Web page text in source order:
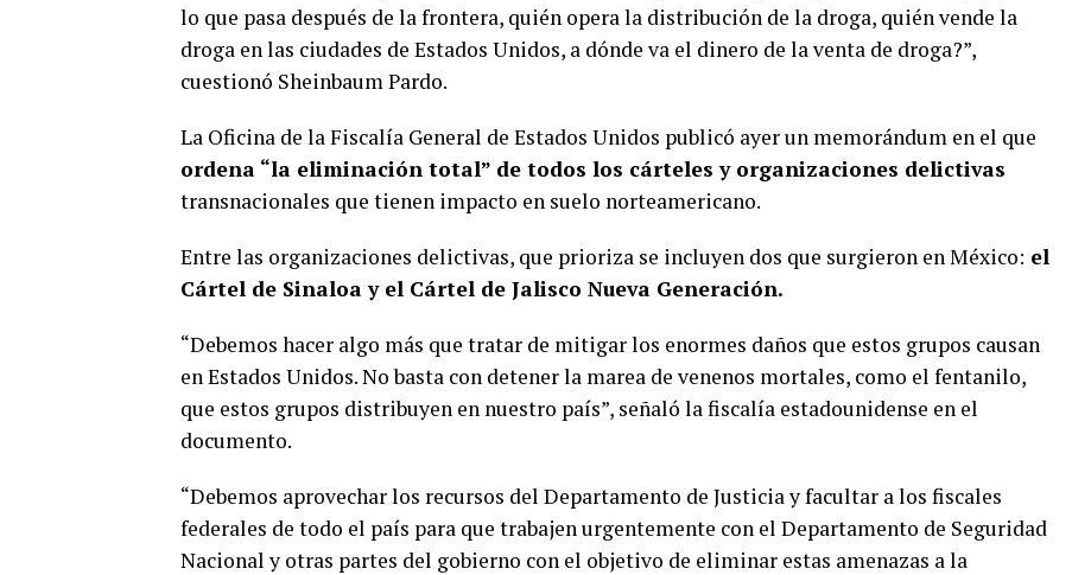
lo que pasa después de la frontera, quién opera la distribución de la droga, quién vende la
droga en las ciudades de Estados Unidos, a dónde va el dinero de la venta de droga?”,
cuestionó Sheinbaum Pardo.
La Oficina de la Fiscalía General de Estados Unidos publicó ayer un memorándum en el que
ordena “la eliminación total” de todos los cárteles y organizaciones delictivas
transnacionales que tienen impacto en suelo norteamericano.
Entre las organizaciones delictivas, que prioriza se incluyen dos que surgieron en México: el
Cártel de Sinaloa y el Cártel de Jalisco Nueva Generación.
“Debemos hacer algo más que tratar de mitigar los enormes daños que estos grupos causan
en Estados Unidos. No basta con detener la marea de venenos mortales, como el fentanilo,
que estos grupos distribuyen en nuestro país”, señaló la fiscalía estadounidense en el
documento.
“Debemos aprovechar los recursos del Departamento de Justicia y facultar a los fiscales
federales de todo el país para que trabajen urgentemente con el Departamento de Seguridad
Nacional y otras partes del gobierno con el objetivo de eliminar estas amenazas a la